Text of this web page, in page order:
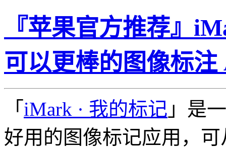
『苹果官方推荐』
可以更棒的图像标注
「 iMark · 我的标记 」是
好用的图像标记应用，